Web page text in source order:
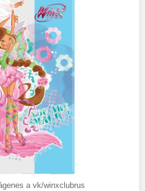
a vk/winxclubrus